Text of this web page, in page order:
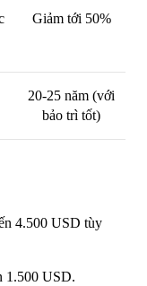
Giảm tới 50%
20-25 năm (với
bảo trì tốt)
4.500 USD tùy
1.500 USD.